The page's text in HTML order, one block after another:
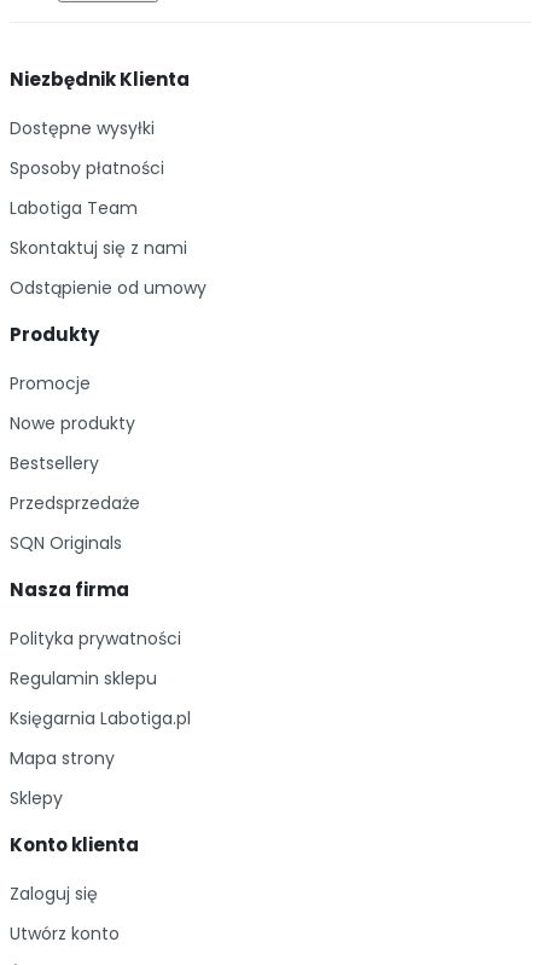
Niezbędnik Klienta
Dostępne wysyłki
Sposoby płatności
Labotiga Team
Skontaktuj się z nami
Odstąpienie od umowy
Produkty
Promocje
Nowe produkty
Bestsellery
Przedsprzedaże
SQN Originals
Nasza firma
Polityka prywatności
Regulamin sklepu
Księgarnia Labotiga.pl
Mapa strony
Sklepy
Konto klienta
Zaloguj się
Utwórz konto